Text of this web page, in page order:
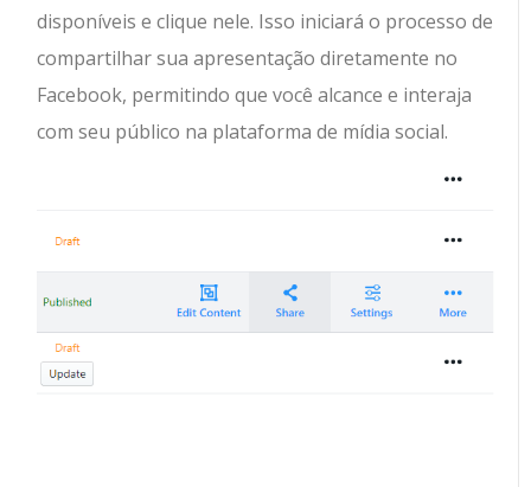
disponíveis e clique nele. Isso iniciará o processo de
compartilhar sua apresentação diretamente no
Facebook, permitindo que você alcance e interaja
com seu público na plataforma de mídia social.